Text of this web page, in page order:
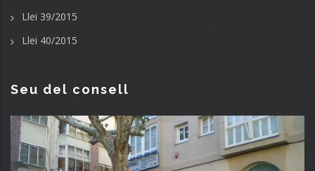
Llei 39/2015
Llei 40/2015
Seu del consell